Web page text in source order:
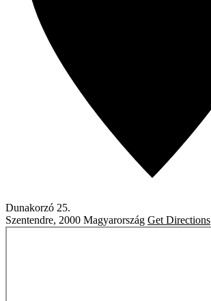
Dunakorzó 25.
Szentendre, 2000 Magyarország Get Directions